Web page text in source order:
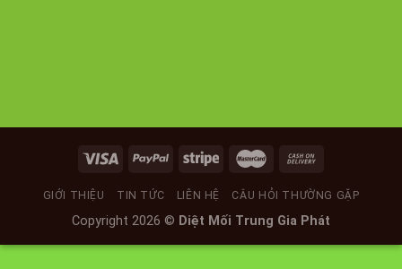
GIỚI THIỆU TIN TỨC LIÊN HỆ CÂU HỎI THƯỜNG GẶP
Copyright 2026 © Diệt Mối Trung Gia Phát